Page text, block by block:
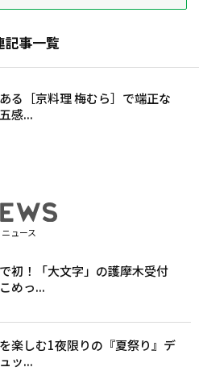
記事一覧
る［京料理 梅むら］で端正な
感...
ニュース
初！「大文字」の護摩木受付
めっ...
楽しむ1夜限りの『夏祭り』デ
ッ...